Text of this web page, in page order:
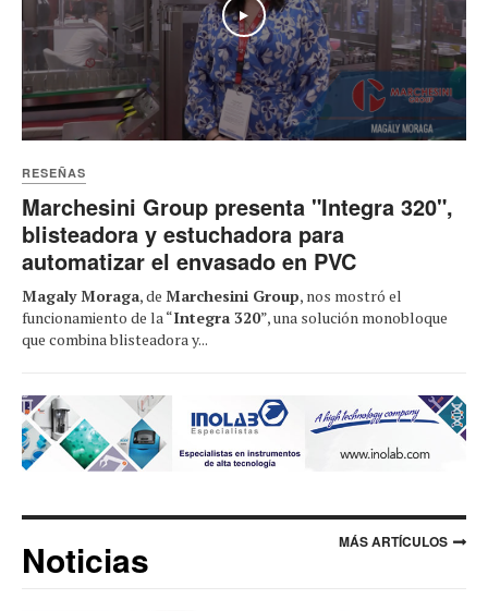
Play
RESEÑAS
Marchesini Group presenta "Integra 320",
blisteadora y estuchadora para
automatizar el envasado en PVC
Magaly Moraga, de Marchesini Group, nos mostró el
funcionamiento de la “Integra 320”, una solución monobloque
que combina blisteadora y...
Noticias MÁS ARTÍCULOS